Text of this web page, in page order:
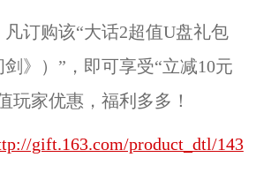
购该“大话2超值U盘礼包
剑》）”，即可享受“立减10元
玩家优惠，福利多多！
gift.163.com/product_dtl/143